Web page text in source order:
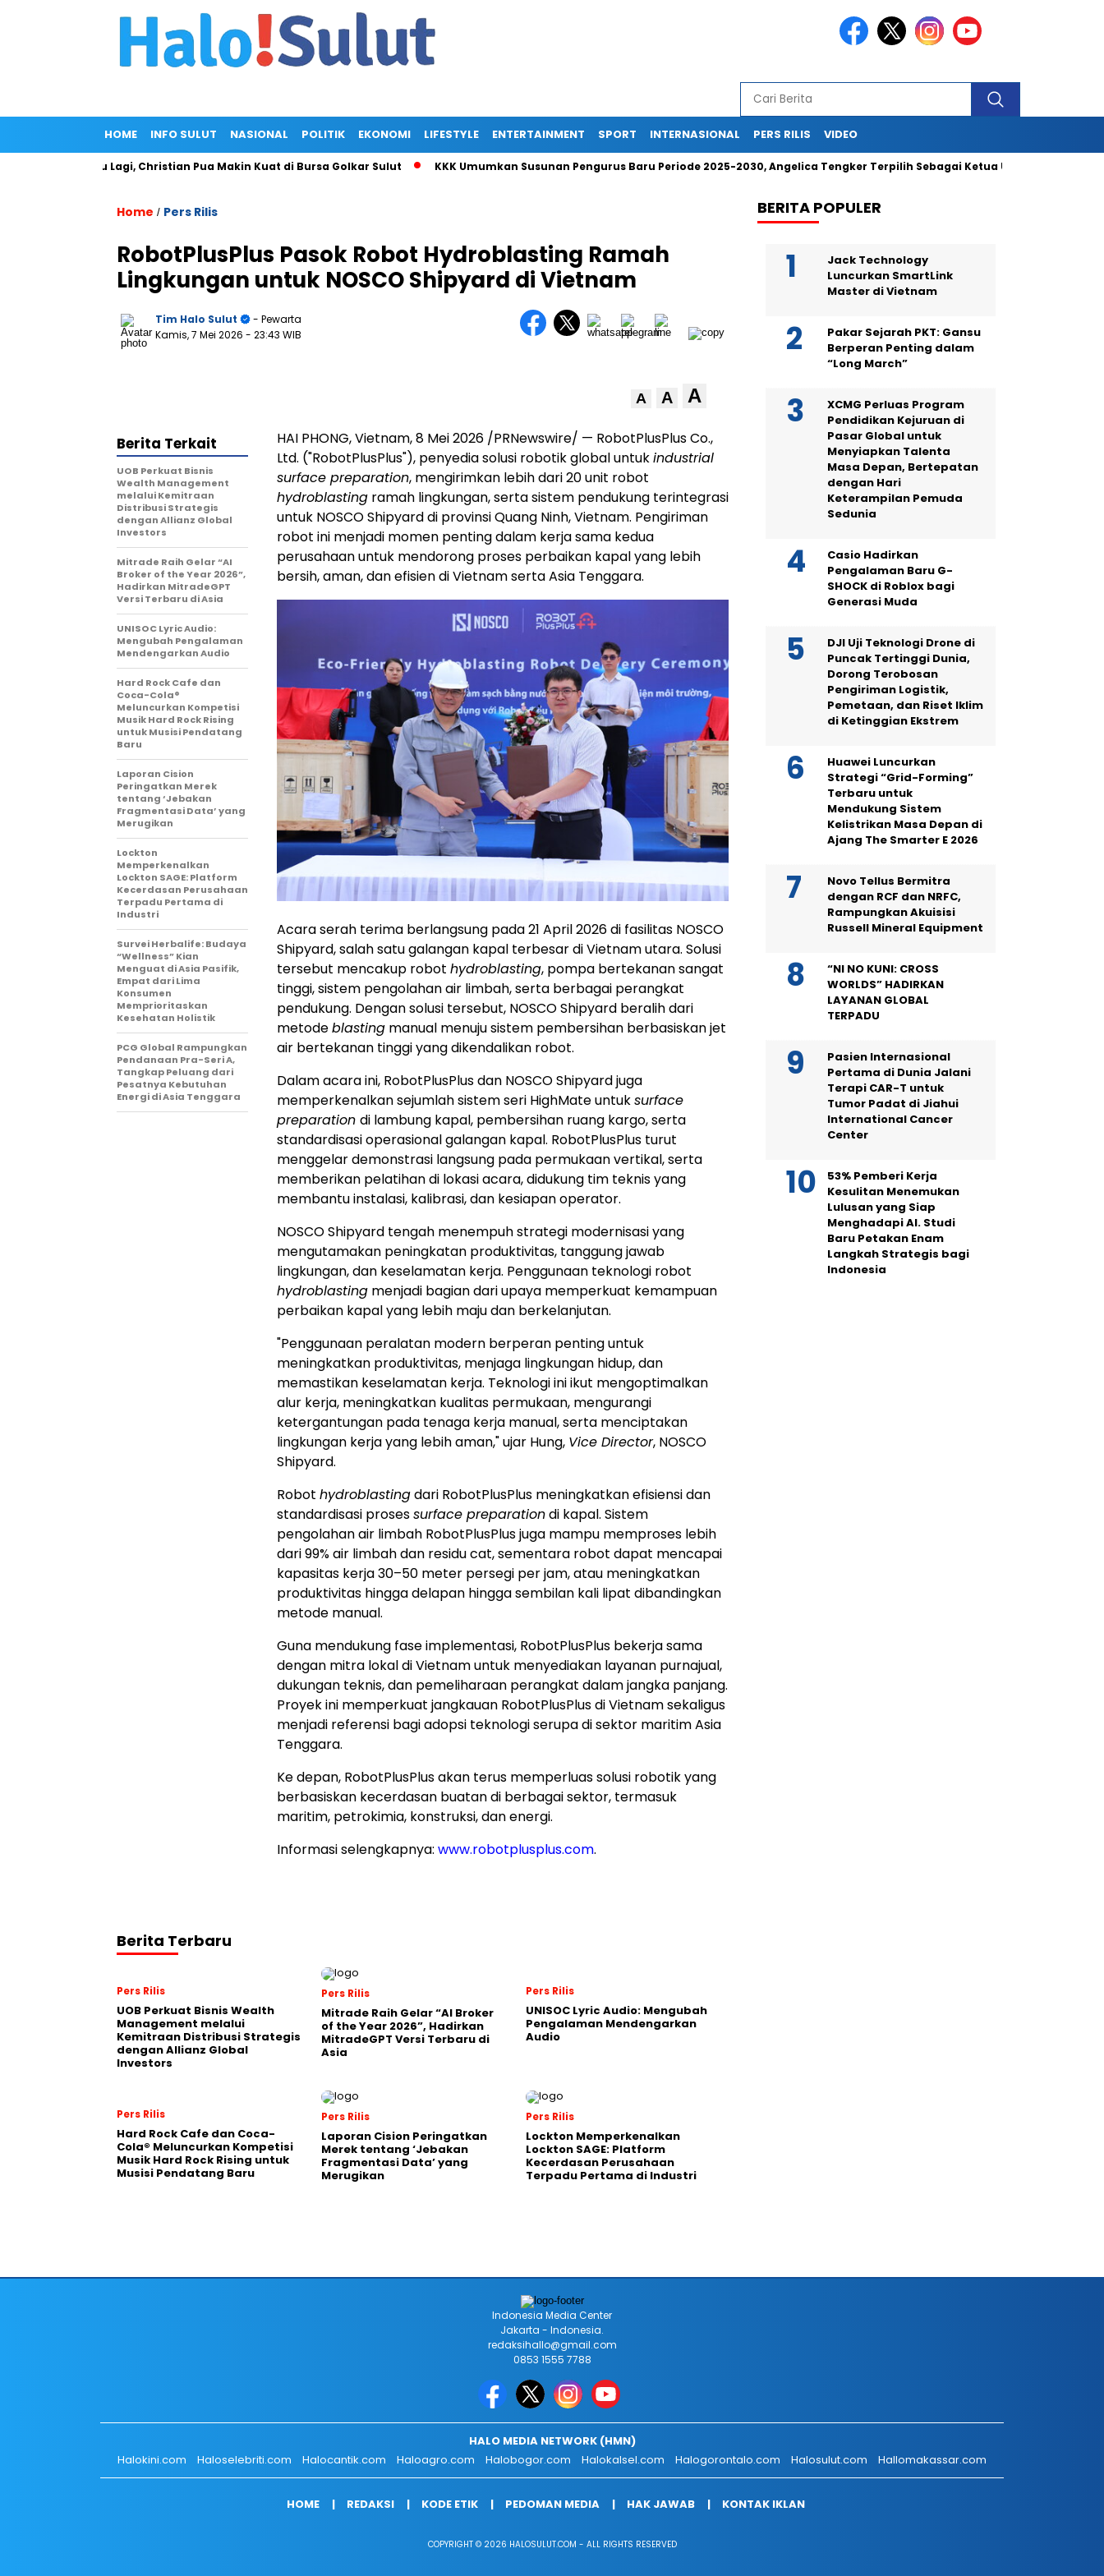
HOME INFO SULUT NASIONAL POLITIK EKONOMI LIFESTYLE ENTERTAINMENT SPORT INTERNASIONAL PERS RILIS VIDEO
Maju Lagi, Christian Pua Makin Kuat di Bursa Golkar Sulut KKK Umumkan Susunan Pengurus Baru Periode 2025-2030, Angelica Tengker Terpilih Sebagai Ketua Umum
Home / Pers Rilis
RobotPlusPlus Pasok Robot Hydroblasting Ramah
Lingkungan untuk NOSCO Shipyard di Vietnam
Tim Halo Sulut
- Pewarta
Kamis, 7 Mei 2026 - 23:43 WIB
A A A
HAI PHONG, Vietnam,8 Mei 2026 /PRNewswire/ — RobotPlusPlus Co.,
Ltd. ("RobotPlusPlus"), penyedia solusi robotik global untukindustrial
surface preparation, mengirimkan lebih dari 20 unit robot
hydroblasting ramah lingkungan, serta sistem pendukung terintegrasi
untuk NOSCO Shipyard di provinsi Quang Ninh, Vietnam. Pengiriman
robot ini menjadi momen penting dalam kerja sama kedua
perusahaan untuk mendorong proses perbaikan kapal yang lebih
bersih, aman, dan efisien di Vietnam serta Asia Tenggara.
Acara serah terima berlangsung pada 21 April 2026 di fasilitas NOSCO
Shipyard, salah satu galangan kapal terbesar di Vietnam utara. Solusi
tersebut mencakup robot hydroblasting, pompa bertekanan sangat
tinggi, sistem pengolahan air limbah, serta berbagai perangkat
pendukung. Dengan solusi tersebut, NOSCO Shipyard beralih dari
metodeblasting manual menuju sistem pembersihan berbasiskan jet
air bertekanan tinggi yang dikendalikan robot.
Dalam acara ini, RobotPlusPlus dan NOSCO Shipyard juga
memperkenalkan sejumlah sistem seri HighMate untuksurface
preparation di lambung kapal, pembersihan ruang kargo, serta
standardisasi operasional galangan kapal. RobotPlusPlus turut
menggelar demonstrasi langsung pada permukaan vertikal, serta
memberikan pelatihan di lokasi acara, didukung tim teknis yang
membantu instalasi, kalibrasi, dan kesiapan operator.
NOSCO Shipyard tengah menempuh strategi modernisasi yang
mengutamakan peningkatan produktivitas, tanggung jawab
lingkungan, dan keselamatan kerja. Penggunaan teknologi robot
hydroblasting menjadi bagian dari upaya memperkuat kemampuan
perbaikan kapal yang lebih maju dan berkelanjutan.
"Penggunaan peralatan modern berperan penting untuk
meningkatkan produktivitas, menjaga lingkungan hidup, dan
memastikan keselamatan kerja. Teknologi ini ikut mengoptimalkan
alur kerja, meningkatkan kualitas permukaan, mengurangi
ketergantungan pada tenaga kerja manual, serta menciptakan
lingkungan kerja yang lebih aman," ujar Hung, Vice Director, NOSCO
Shipyard.
Robot hydroblastingdari RobotPlusPlus meningkatkan efisiensi dan
standardisasi prosessurface preparationdi kapal. Sistem
pengolahan air limbah RobotPlusPlus juga mampu memproses lebih
dari 99% air limbah dan residu cat, sementara robot dapat mencapai
kapasitas kerja 30–50 meter persegi per jam, atau meningkatkan
produktivitas hingga delapan hingga sembilan kali lipat dibandingkan
metode manual.
Guna mendukung fase implementasi, RobotPlusPlus bekerja sama
dengan mitra lokal di Vietnam untuk menyediakan layanan purnajual,
dukungan teknis, dan pemeliharaan perangkat dalam jangka panjang.
Proyek ini memperkuat jangkauan RobotPlusPlus di Vietnam sekaligus
menjadi referensi bagi adopsi teknologi serupa di sektor maritim Asia
Tenggara.
Ke depan, RobotPlusPlus akan terus memperluas solusi robotik yang
berbasiskan kecerdasan buatan di berbagai sektor, termasuk
maritim, petrokimia, konstruksi, dan energi.
Informasi selengkapnya: www.robotplusplus.com.
Berita Terkait
UOB Perkuat Bisnis
Wealth Management
melalui Kemitraan
Distribusi Strategis
dengan Allianz Global
Investors
Mitrade Raih Gelar “AI
Broker of the Year 2026”,
Hadirkan MitradeGPT
Versi Terbaru di Asia
UNISOC Lyric Audio:
Mengubah Pengalaman
Mendengarkan Audio
Hard Rock Cafe dan
Coca-Cola®
Meluncurkan Kompetisi
Musik Hard Rock Rising
untuk Musisi Pendatang
Baru
Laporan Cision
Peringatkan Merek
tentang ‘Jebakan
Fragmentasi Data’ yang
Merugikan
Lockton
Memperkenalkan
Lockton SAGE: Platform
Kecerdasan Perusahaan
Terpadu Pertama di
Industri
Survei Herbalife: Budaya
“Wellness” Kian
Menguat di Asia Pasifik,
Empat dari Lima
Konsumen
Memprioritaskan
Kesehatan Holistik
PCG Global Rampungkan
Pendanaan Pra-Seri A,
Tangkap Peluang dari
Pesatnya Kebutuhan
Energi di Asia Tenggara
Berita Terbaru
Pers Rilis
UOB Perkuat Bisnis Wealth
Management melalui
Kemitraan Distribusi Strategis
dengan Allianz Global
Investors
Pers Rilis
Mitrade Raih Gelar “AI Broker
of the Year 2026”, Hadirkan
MitradeGPT Versi Terbaru di
Asia
Pers Rilis
UNISOC Lyric Audio: Mengubah
Pengalaman Mendengarkan
Audio
Pers Rilis
Hard Rock Cafe dan Coca-
Cola® Meluncurkan Kompetisi
Musik Hard Rock Rising untuk
Musisi Pendatang Baru
Pers Rilis
Laporan Cision Peringatkan
Merek tentang ‘Jebakan
Fragmentasi Data’ yang
Merugikan
Pers Rilis
Lockton Memperkenalkan
Lockton SAGE: Platform
Kecerdasan Perusahaan
Terpadu Pertama di Industri
BERITA POPULER
Jack Technology
Luncurkan SmartLink
Master di Vietnam
Pakar Sejarah PKT: Gansu
Berperan Penting dalam
“Long March”
XCMG Perluas Program
Pendidikan Kejuruan di
Pasar Global untuk
Menyiapkan Talenta
Masa Depan, Bertepatan
dengan Hari
Keterampilan Pemuda
Sedunia
Casio Hadirkan
Pengalaman Baru G-
SHOCK di Roblox bagi
Generasi Muda
DJI Uji Teknologi Drone di
Puncak Tertinggi Dunia,
Dorong Terobosan
Pengiriman Logistik,
Pemetaan, dan Riset Iklim
di Ketinggian Ekstrem
Huawei Luncurkan
Strategi “Grid-Forming”
Terbaru untuk
Mendukung Sistem
Kelistrikan Masa Depan di
Ajang The Smarter E 2026
Novo Tellus Bermitra
dengan RCF dan NRFC,
Rampungkan Akuisisi
Russell Mineral Equipment
“NI NO KUNI: CROSS
WORLDS” HADIRKAN
LAYANAN GLOBAL
TERPADU
Pasien Internasional
Pertama di Dunia Jalani
Terapi CAR-T untuk
Tumor Padat di Jiahui
International Cancer
Center
53% Pemberi Kerja
Kesulitan Menemukan
Lulusan yang Siap
Menghadapi AI. Studi
Baru Petakan Enam
Langkah Strategis bagi
Indonesia
Indonesia Media Center
Jakarta - Indonesia.
redaksihallo@gmail.com
0853 1555 7788
HALO MEDIA NETWORK (HMN)
Halokini.com
Haloselebriti.com Halocantik.com Haloagro.com Halobogor.com Halokalsel.com Halogorontalo.com Halosulut.com Hallomakassar.com
HOME REDAKSI KODE ETIK PEDOMAN MEDIA HAK JAWAB KONTAK IKLAN
COPYRIGHT © 2026 HALOSULUT.COM - ALL RIGHTS RESERVED